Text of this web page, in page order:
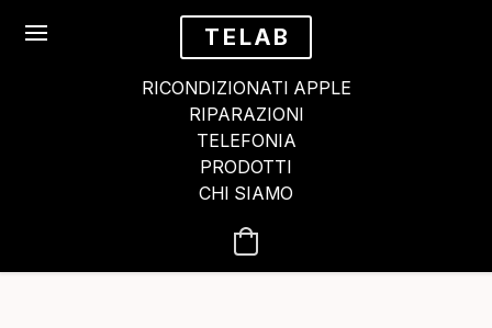
TELAB
RICONDIZIONATI APPLE
RIPARAZIONI
TELEFONIA
PRODOTTI
CHI SIAMO